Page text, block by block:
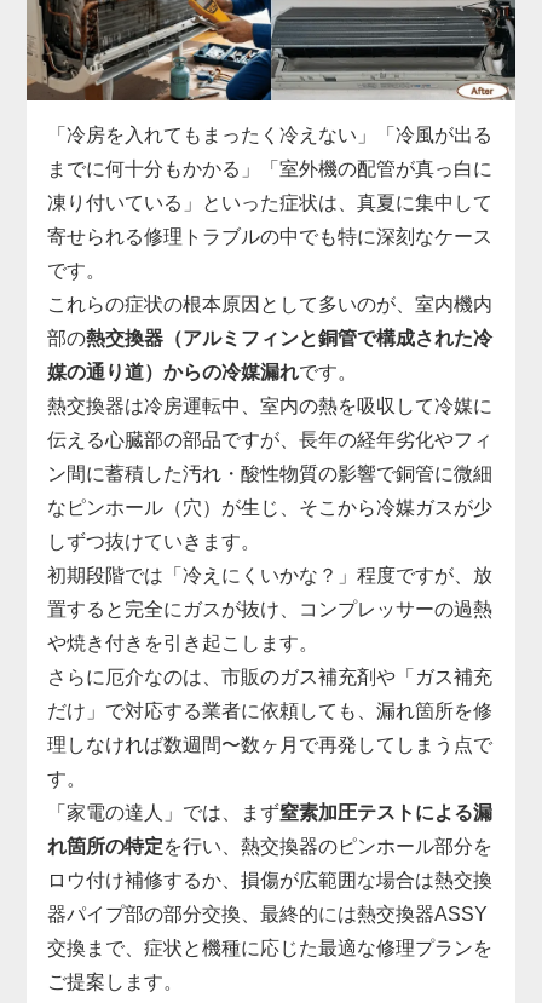
ーへの通電が遮断される、ファンモーターへ正常な
指示が出せていない、リモコン信号を受信できない
など、基板故障の症状は多岐にわたります。
は、機種ごとに専用の基板を取り寄せ、診断・交換
まで一貫対応。
制御基板の交換には専用工具と電気系統の知識が必
須で、無理に自分で電源を入れ直すと他の部品まで
巻き込んで故障が拡大することがあります。
「勝手に止まる」「エラー表示が消えない」と感じ
たら、まずはお早めに点検をご依頼ください。
「冷房を入れてもまったく冷えない」「冷風が出る
までに何十分もかかる」「室外機の配管が真っ白に
凍り付いている」といった症状は、真夏に集中して
寄せられる修理トラブルの中でも特に深刻なケース
です。
これらの症状の根本原因として多いのが、室内機内
部の熱交換器（アルミフィンと銅管で構成された冷
媒の通り道）からの冷媒漏れです。
熱交換器は冷房運転中、室内の熱を吸収して冷媒に
伝える心臓部の部品ですが、長年の経年劣化やフィ
ン間に蓄積した汚れ・酸性物質の影響で銅管に微細
なピンホール（穴）が生じ、そこから冷媒ガスが少
しずつ抜けていきます。
初期段階では「冷えにくいかな？」程度ですが、放
置すると完全にガスが抜け、コンプレッサーの過熱
や焼き付きを引き起こします。
さらに厄介なのは、市販のガス補充剤や「ガス補充
だけ」で対応する業者に依頼しても、漏れ箇所を修
理しなければ数週間〜数ヶ月で再発してしまう点で
す。
「家電の達人」では、まず窒素加圧テストによる漏
れ箇所の特定を行い、熱交換器のピンホール部分を
ロウ付け補修するか、損傷が広範囲な場合は熱交換
器パイプ部の部分交換、最終的には熱交換器ASSY
交換まで、症状と機種に応じた最適な修理プランを
ご提案します。